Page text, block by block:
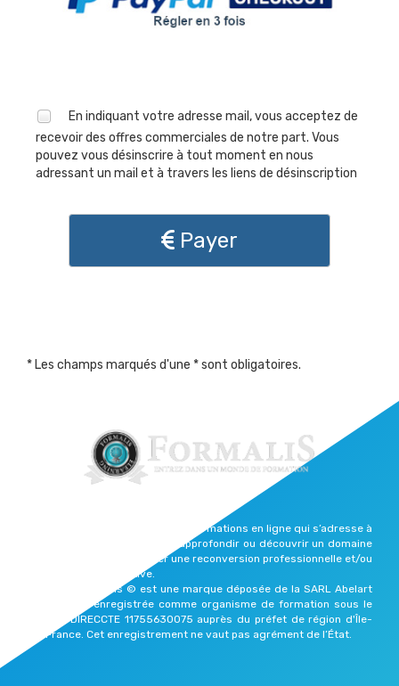
En indiquant votre adresse mail, vous acceptez de
recevoir des offres commerciales de notre part. Vous
pouvez vous désinscrire à tout moment en nous
adressant un mail et à travers les liens de désinscription
Payer
* Les champs marqués d'une * sont obligatoires.
Formalis est une plateforme de formations en ligne qui s’adresse à
celles et ceux qui souhaitent approfondir ou découvrir un domaine
qui les passionne, effectuer une reconversion professionnelle et/ou
reprendre une vie active.
Elearning Formalis © est une marque déposée de la SARL Abelart
Productions enregistrée comme organisme de formation sous le
numéro DIRECCTE 11755630075 auprès du préfet de région d'Île-
de-France. Cet enregistrement ne vaut pas agrément de l’État.